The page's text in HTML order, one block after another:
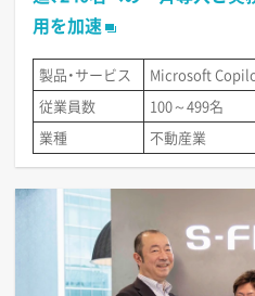
用を加速
製品・サービス Microsoft
従業員数
100～499名
業種
不動産業